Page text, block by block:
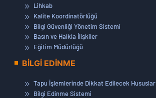
Lihkab
Kalite Koordinatörlüğü
Bilgi Güvenliği Yönetim Sistemi
Basın ve Halkla İlişkiler
Eğitim Müdürlüğü
BİLGİ EDİNME
Tapu İşlemlerinde Dikkat Edilecek Hususlar
Bilgi Edinme Sistemi